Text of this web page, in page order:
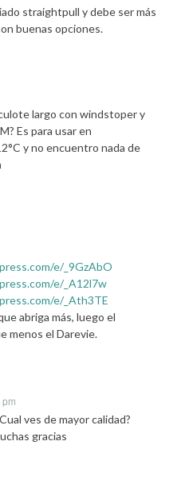
straightpull y debe ser más
buenas opciones.
largo con windstoper y
Es para usar en
y no encuentro nada de
e/_9GzAbO
e/_A12l7w
e/_Ath3TE
abriga más, luego el
menos el Darevie.
ves de mayor calidad?
gracias